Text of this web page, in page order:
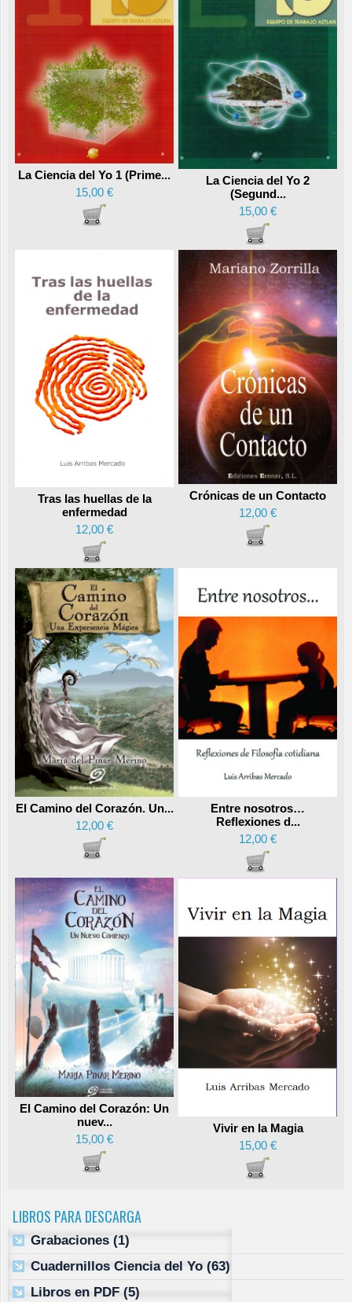
La Ciencia del Yo 1 (Prime...
15,00 €
La Ciencia del Yo 2
(Segund...
15,00 €
Tras las huellas de la
enfermedad
12,00 €
Crónicas de un Contacto
12,00 €
El Camino del Corazón. Un...
12,00 €
Entre nosotros…
Reflexiones d...
12,00 €
El Camino del Corazón: Un
nuev...
15,00 €
Vivir en la Magia
15,00 €
LIBROS PARA DESCARGA
Grabaciones (1)
Cuadernillos Ciencia del Yo (63)
Libros en PDF (5)